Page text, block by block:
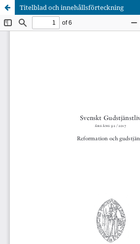
Titelblad och innehållsförteckning